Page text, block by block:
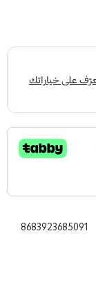
8683923685091